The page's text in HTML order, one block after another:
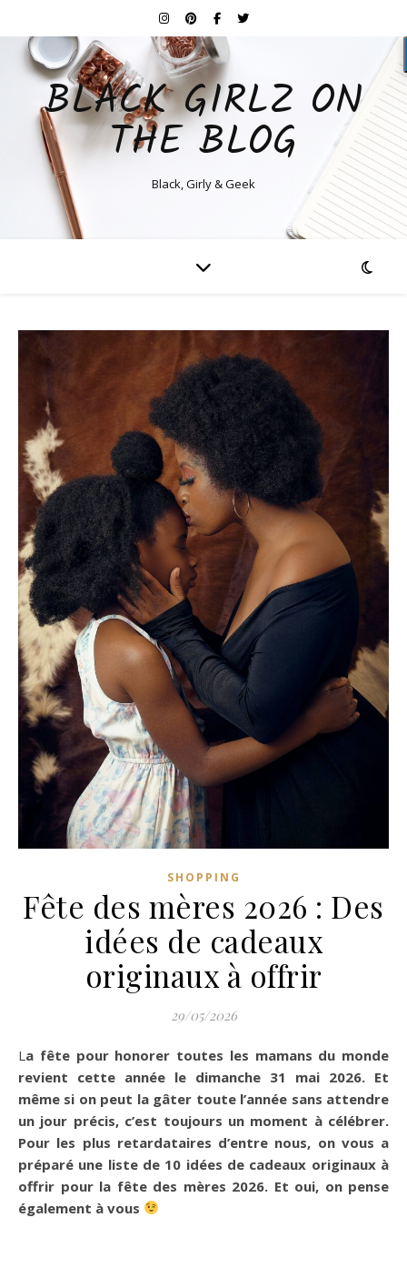
BLACK GIRLZ ON
THE BLOG
Black, Girly & Geek
SHOPPING
Fête des mères 2026 : Des
idées de cadeaux
originaux à offrir
29/05/2026
La fête pour honorer toutes les mamans du monde
revient cette année le dimanche 31 mai 2026. Et
même si on peut la gâter toute l’année sans attendre
un jour précis, c’est toujours un moment à célébrer.
Pour les plus retardataires d’entre nous, on vous a
préparé une liste de 10 idées de cadeaux originaux à
offrir pour la fête des mères 2026. Et oui, on pense
également à vous